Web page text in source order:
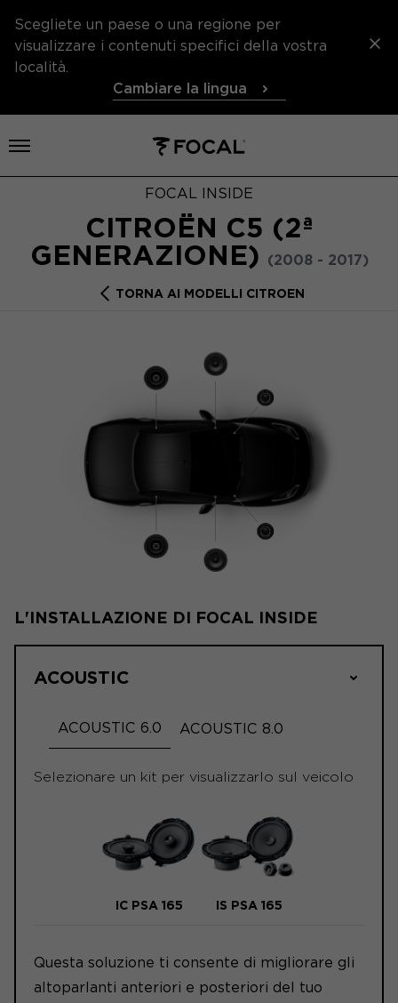
Scegliete un paese o una regione per
visualizzare i contenuti specifici della vostra
località.
Cambiare la lingua
Aprire il menu
FOCAL INSIDE
CITROËN C5 (2ª
GENERAZIONE) (2008 - 2017)
TORNA AI MODELLI CITROEN
L'INSTALLAZIONE DI FOCAL INSIDE
ACOUSTIC
ACOUSTIC 6.0 ACOUSTIC 8.0
Selezionare un kit per visualizzarlo sul veicolo
IC PSA 165 IS PSA 165
Questa soluzione ti consente di migliorare gli
altoparlanti anteriori e posteriori del tuo